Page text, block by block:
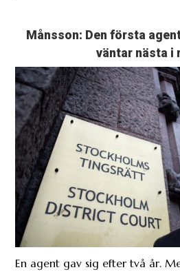
Månsson: Den första
väntar nästa i
En agent gav sig efter två år.